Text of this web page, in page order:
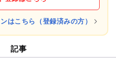
はこちら（登録済みの方）
記事